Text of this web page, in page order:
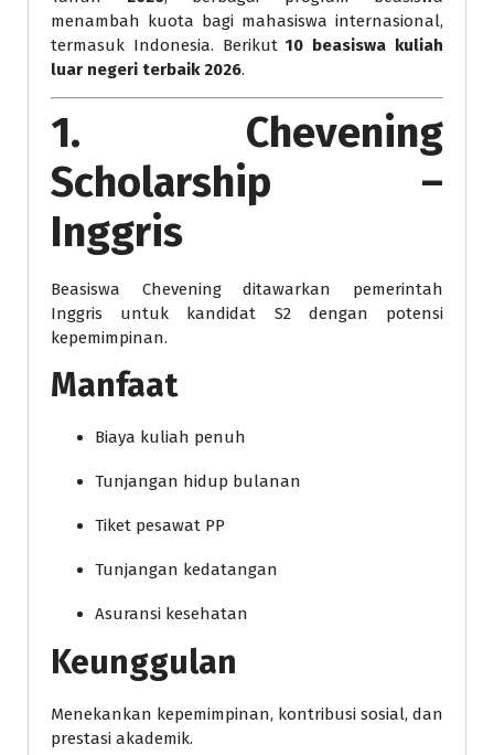
menambah kuota bagi mahasiswa internasional,
termasuk Indonesia. Berikut10 beasiswa kuliah
luar negeri terbaik 2026.
1. Chevening
Scholarship –
Inggris
Beasiswa Chevening ditawarkan pemerintah
Inggris untuk kandidat S2 dengan potensi
kepemimpinan.
Manfaat
Biaya kuliah penuh
Tunjangan hidup bulanan
Tiket pesawat PP
Tunjangan kedatangan
Asuransi kesehatan
Keunggulan
Menekankan kepemimpinan, kontribusi sosial, dan
prestasi akademik.